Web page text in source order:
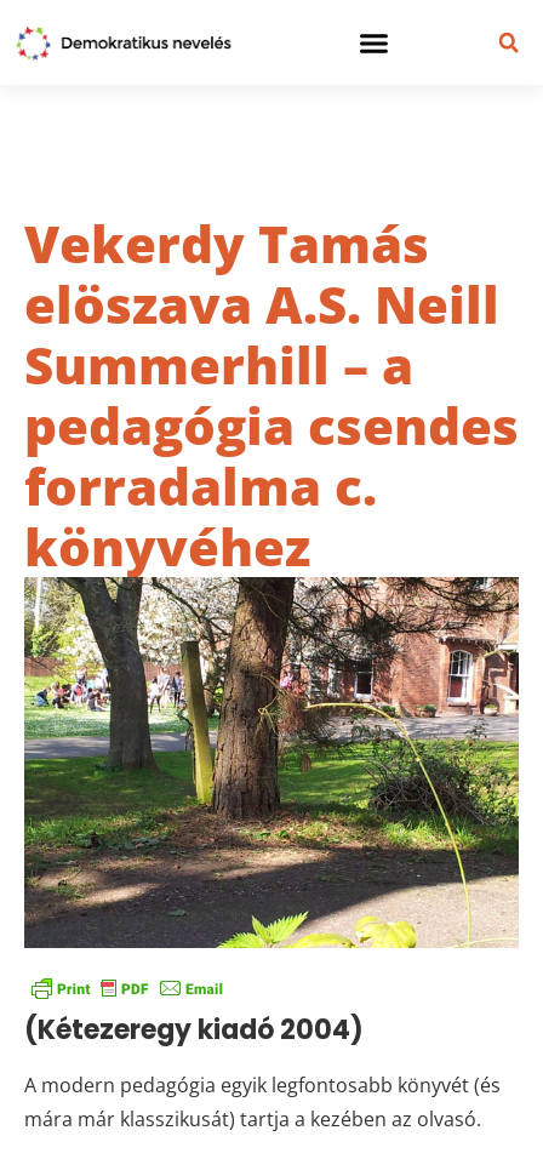
Vekerdy Tamás
elöszava A.S. Neill
Summerhill – a
pedagógia csendes
forradalma c.
könyvéhez
(Kétezeregy kiadó 2004)
A modern pedagógia egyik legfontosabb könyvét (és
mára már klasszikusát) tartja a kezében az olvasó.